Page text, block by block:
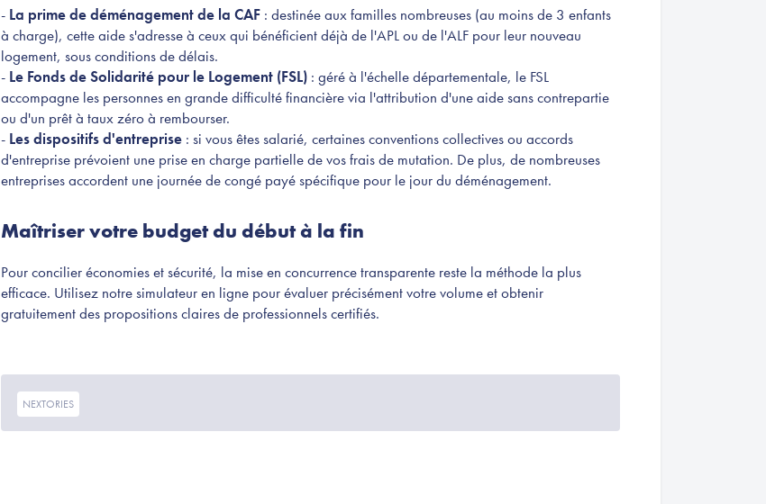
- La prime de déménagement de la CAF : destinée aux familles nombreuses (au moins de 3 enfants
à charge), cette aide s'adresse à ceux qui bénéficient déjà de l'APL ou de l'ALF pour leur nouveau
logement, sous conditions de délais.
- Le Fonds de Solidarité pour le Logement (FSL) : géré à l'échelle départementale, le FSL
accompagne les personnes en grande difficulté financière via l'attribution d'une aide sans contrepartie
ou d'un prêt à taux zéro à rembourser.
- Les dispositifs d'entreprise : si vous êtes salarié, certaines conventions collectives ou accords
d'entreprise prévoient une prise en charge partielle de vos frais de mutation. De plus, de nombreuses
entreprises accordent une journée de congé payé spécifique pour le jour du déménagement.
Maîtriser votre budget du début à la fin
Pour concilier économies et sécurité, la mise en concurrence transparente reste la méthode la plus
efficace. Utilisez notre simulateur en ligne pour évaluer précisément votre volume et obtenir
gratuitement des propositions claires de professionnels certifiés.
NEXTORIES